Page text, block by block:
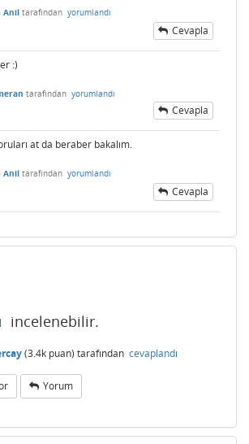
Anil tarafından yorumlandı
Cevapla
:)
tarafından yorumlandı
Cevapla
at da beraber bakalım.
Anil tarafından yorumlandı
Cevapla
incelenebilir.
(3.4k puan) tarafından cevaplandı
Yorum